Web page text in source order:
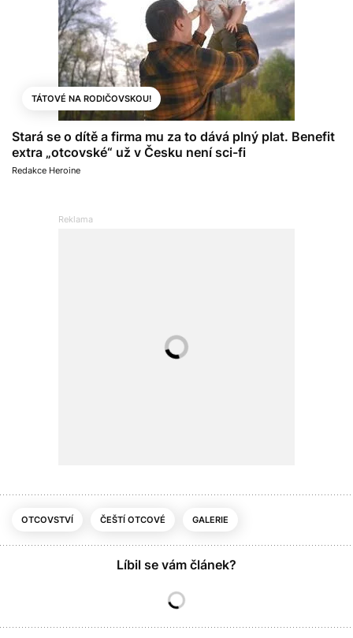
TÁTOVÉ NA RODIČOVSKOU!
Stará se o dítě a firma mu za to dává plný plat. Benefit
extra „otcovské“ už v Česku není sci-fi
Redakce Heroine
OTCOVSTVÍ ČEŠTÍ OTCOVÉ GALERIE
Líbil se vám článek?